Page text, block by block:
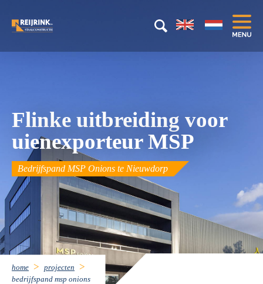
Flinke uitbreiding voor
uienexporteur MSP
Bedrijfspand MSP Onions te Nieuwdorp
home
projecten
bedrijfspand msp onions